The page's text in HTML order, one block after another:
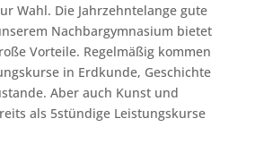
Wahl. Die Jahrzehntelange gute
Nachbargymnasium bietet
Vorteile. Regelmäßig kommen
in Erdkunde, Geschichte
Aber auch Kunst und
als 5stündige Leistungskurse